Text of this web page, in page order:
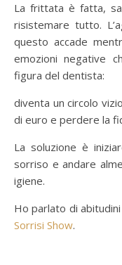
La frittata è fatta,
risistemare tutto.
questo accade
emozioni negative
figura del dentista:
diventa un circolo
di euro e perdere la
La soluzione è
sorriso e andare
igiene.
Ho parlato di
Sorrisi Show.